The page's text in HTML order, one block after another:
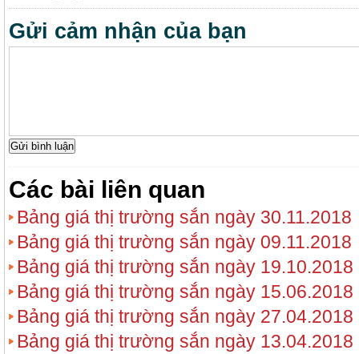
Gửi cảm nhận của bạn
Các bài liên quan
Bảng giá thị trường sắn ngày 30.11.2018
Bảng giá thị trường sắn ngày 09.11.2018
Bảng giá thị trường sắn ngày 19.10.2018
Bảng giá thị trường sắn ngày 15.06.2018
Bảng giá thị trường sắn ngày 27.04.2018
Bảng giá thị trường sắn ngày 13.04.2018